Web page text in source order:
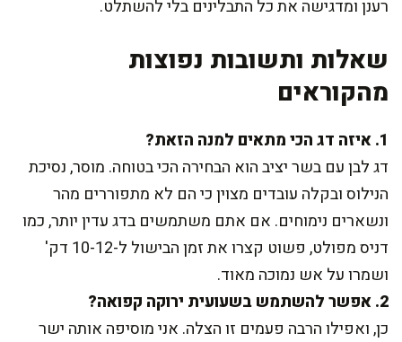
רענן ומדגישה את כל התבלינים בלי להשתלט.
שאלות ותשובות נפוצות
מהקוראים
1. איזה דג הכי מתאים למנה הזאת?
דג לבן עם בשר יציב הוא הבחירה הכי בטוחה. מוסר, נסיכת
הנילוס ובקלה עובדים מצוין כי הם לא מתפוררים מהר
ונשארים נימוחים. אם אתם משתמשים בדג עדין יותר, כמו
דניס מפולט, פשוט קצרו את זמן הבישול ל-10-12 דק'
ושמרו על אש נמוכה מאוד.
2. אפשר להשתמש בשעועית ירוקה קפואה?
כן, ואפילו הרבה פעמים זו הצלה. אני מוסיפה אותה ישר